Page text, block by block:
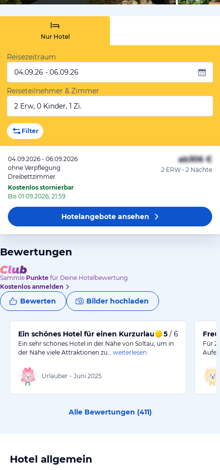
Nur Hotel
Reisezeitraum
04.09.26 - 06.09.26
Reiseteilnehmer & Zimmer
2 Erw, 0 Kinder, 1 Zi.
Filter
04.09.2026 - 06.09.2026
ohne Verpflegung
Dreibettzimmer
Kostenlos stornierbar
Bis 01.09.2026, 21:59
ab306 €
2 ERW • 2 Nächte
Hotelangeboteansehen
Bewertungen
Sammle Punkte für Deine Hotelbewertung.
Kostenlos anmelden
Bewerten Bilder hochladen
Ein schönes Hotel für einen Kurzurlaub 5 / 6
Ein sehr schönes Hotel in der Nähe von Soltau, um in
der Nähe viele Attraktionen zu…
weiterlesen
Urlauber • Juni 2025
Für
Alle Bewertungen (411)
Hotel allgemein